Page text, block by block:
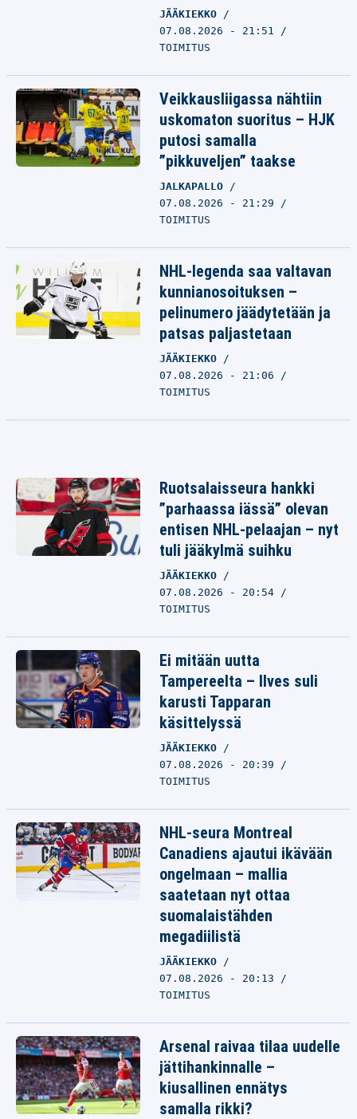
JÄÄKIEKKO
07.08.2026 - 21:51
TOIMITUS
Veikkausliigassa nähtiin
uskomaton suoritus – HJK
putosi samalla
”pikkuveljen” taakse
JALKAPALLO
07.08.2026 - 21:29
TOIMITUS
NHL-legenda saa valtavan
kunnianosoituksen –
pelinumero jäädytetään ja
patsas paljastetaan
JÄÄKIEKKO
07.08.2026 - 21:06
TOIMITUS
Ruotsalaisseura hankki
”parhaassa iässä” olevan
entisen NHL-pelaajan – nyt
tuli jääkylmä suihku
JÄÄKIEKKO
07.08.2026 - 20:54
TOIMITUS
Ei mitään uutta
Tampereelta – Ilves suli
karusti Tapparan
käsittelyssä
JÄÄKIEKKO
07.08.2026 - 20:39
TOIMITUS
NHL-seura Montreal
Canadiens ajautui ikävään
ongelmaan – mallia
saatetaan nyt ottaa
suomalaistähden
megadiilistä
JÄÄKIEKKO
07.08.2026 - 20:13
TOIMITUS
Arsenal raivaa tilaa uudelle
jättihankinnalle –
kiusallinen ennätys
samalla rikki?